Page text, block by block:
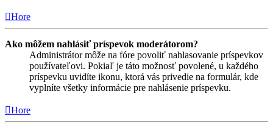
Hore
Ako môžem nahlásiť príspevok moderátorom?
Administrátor môže na fóre povoliť nahlasovanie príspevkov
používateľovi. Pokiaľ je táto možnosť povolené, u každého
príspevku uvidíte ikonu, ktorá vás privedie na formulár, kde
vyplníte všetky informácie pre nahlásenie príspevku.
Hore